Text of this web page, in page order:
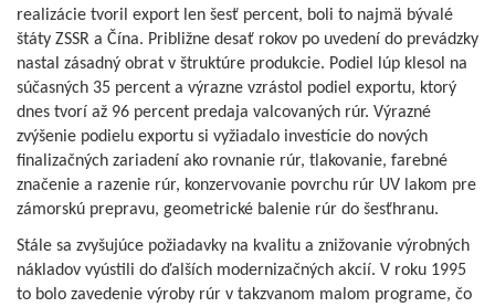
realizácie tvoril export len šesť percent, boli to najmä bývalé
štáty ZSSR a Čína. Približne desať rokov po uvedení do prevádzky
nastal zásadný obrat v štruktúre produkcie. Podiel lúp klesol na
súčasných 35 percent a výrazne vzrástol podiel exportu, ktorý
dnes tvorí až 96 percent predaja valcovaných rúr. Výrazné
zvýšenie podielu exportu si vyžiadalo investície do nových
finalizačných zariadení ako rovnanie rúr, tlakovanie, farebné
značenie a razenie rúr, konzervovanie povrchu rúr UV lakom pre
zámorskú prepravu, geometrické balenie rúr do šesťhranu.
Stále sa zvyšujúce požiadavky na kvalitu a znižovanie výrobných
nákladov vyústili do ďalších modernizačných akcií. V roku 1995
to bolo zavedenie výroby rúr v takzvanom malom programe, čo